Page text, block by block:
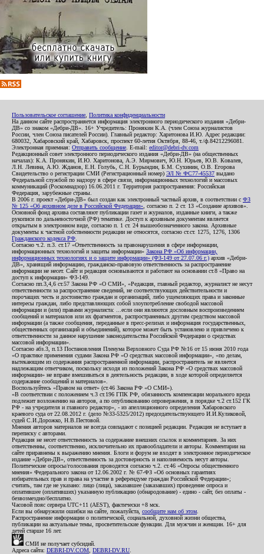
Пользовательское соглашение Политика конфиденциальности
На данном сайте распространяется информация электронного периодического издания «Дебри-
ДВ» со знаком «Дебри-ДВ». 16+ Учредитель: Пронякин К.А. (член Союза журналистов
России, член Союза писателей России). Главный редактор: Харитонова И.Ю. Адрес редакции:
680032, Хабаровский край, Хабаровск, проспект 60-летия Октября, 88-46, т./ф.84212296081.
Электронная приемная: Отправить сообщение . E-mail: editor@debri-dv.com
Редакционный совет электронного периодического издания «Дебри-ДВ» (на общественных
началах): К.А. Пронякин, И.Ю. Харитонова, А.Э. Мирмович, Ю.Н. Юрьев, Ю.В. Ковалев,
Л.Н. Левина, А.Ю. Жданов, Е.Н. Голубь, С.Н. Бурындин, Б.М. Сухинин, О.В. Егорова
Свидетельство о регистрации СМИ (Регистрационный номер) ЭЛ № ФС77-45537 выдано
Федеральной службой по надзору в сфере связи, информационных технологий и массовых
коммуникаций (Роскомнадзор) 16.06.2011 г. Территория распространения: Российская
Федерация, зарубежные страны.
В 2006 г. проект «Дебри-ДВ» был создан как электронный частный архив, в соответствии с ФЗ
№ 125 «Об архивном деле в Российской Федерации» , согласно п. 2 ст. 13 «Создание архивов».
Основной фонд архива составляют публикации газет и журналов, изданные книги, а также
рукописи по дальневосточной (РФ) тематике. Доступ к архивным документам является
открытым в электронном виде, согласно п. 1 ст. 24 вышеобозначенного закона. Архивные
документы к частной собственности редакции не относятся, согласно ст.ст. 1275, 1276, 1306
Гражданского кодекса РФ
Согласно ч.2. п.3. ст.17 «Ответственность за правонарушения в сфере информации,
информационных технологий и защиты информации» Закона РФ «Об информации,
информационных технологиях и о защите информации» (ФЗ-149 от 27.07.06 г.) архив «Дебри-
ДВ», хранящий информацию, гражданско-правовую ответственность за распространение
информации не несет. Сайт и редакция основываются и работают на основании ст.8 «Право на
доступ к информации» ФЗ-149.
Согласно пп.3,4,6 ст.57 Закона РФ «О СМИ», «Редакция, главный редактор, журналист не несут
ответственности за распространение сведений, не соответствующих действительности и
порочащих честь и достоинство граждан и организаций, либо ущемляющих права и законные
интересы граждан, либо представляющих собой злоупотребление свободой массовой
информации и (или) правами журналиста: ...если они являются дословным воспроизведением
сообщений и материалов или их фрагментов, распространенных другим средством массовой
информации (а также сообщения, переданные в пресс-релизах и информация государственных,
общественных организаций и объединений), которое может быть установлено и привлечено к
ответственности за данное нарушение законодательства Российской Федерации о средствах
массовой информации».
Согласно абз.3, п.13 Постановления Пленума Верховного Суда РФ №16 от 15 июня 2010 года
«О практике применения судами Закона РФ «О средствах массовой информации», «по делам,
вытекающим из содержания распространенной информации, распространитель не является
надлежащим ответчиком, поскольку исходя из положений Закона РФ «О средствах массовой
информации» не вправе вмешиваться в деятельность редакции, в ходе которой определяется
содержание сообщений и материалов».
Воспользуйтесь «Правом на ответ» (ст.46 Закона РФ «О СМИ»).
«В соответствии с положением ч.3 ст.196 ГПК РФ, обязанность компенсации морального вреда
подлежит возложению на авторов, а по опубликованию опровержения, в порядке ч.2 ст.152 ГК
РФ - на учредителя и главного редактор», - из апелляционного определения Хабаровского
краевого суда от 22.08.2012 г. (дело №33-5325/2012) председательствующего И.И.Куликовой,
судей С.И.Дорожко, Н.В.Пестовой.
Мнения авторов материалов не всегда совпадают с позицией редакции. Редакция не вступает в
переписку с авторами.
Редакция не несет ответственность за содержание внешних ссылок и комментариев. За них
ответственны, соответственно, исключительно их правообладатели и авторы. Комментарии на
сайте приравнены к выражению мнения. Блоги и форум не входят в электронное периодическое
издание «Дебри-ДВ», ответственность за достоверность и наполняемость несут авторы.
Политические опросы/голосования проводятся согласно ч.2. ст.46 «Опросы общественного
мнения» Федерального закона от 12.06.2002 г. № 67-ФЗ «Об основных гарантиях
избирательных прав и права на участие в референдуме граждан Российской Федерации»;
считать, там где не указано: лицо (лица), заказавшее (заказавших) проведение опроса и
оплатившее (оплативших) указанную публикацию (обнародование) - едино - сайт, без оплаты -
безвозмездно/бесплатно.
Часовой пояс сервера UTC+11 (AEST), фактически +8 мск.
Если вы обнаружили ошибки на сайте, пожалуйста, сообщите нам об этом
Распространение информации о политической, социальной, духовной жизни общества,
публикации на актуальные темы, просветительские функции. Для мужчин и женщин. 16+ для
детей старше 16 лет.
СМИ не получает субсидий.
Адреса сайта: DEBRI-DV.COM DEBRI-DV.RU